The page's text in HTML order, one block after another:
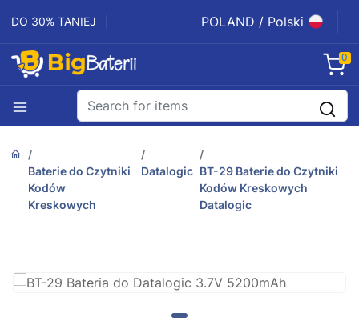
DO 30% TANIEJ POLAND / Polski
0
Baterie do Czytniki
Kodów
Kreskowych
Datalogic BT-29 Baterie do Czytniki
Kodów Kreskowych
Datalogic